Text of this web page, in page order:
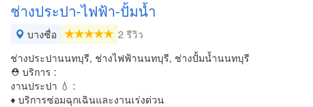
ช่างประปา-ไฟฟ้า-ปั้มน้ำ
บางซื่อ
2 รีวิว
ช่างประปานนทบุรี, ช่างไฟฟ้านนทบุรี, ช่างปั้มน้ำนนทบุรี
⛑ บริการ :
งานประปา 💧 :
♦ บริการซ่อมฉุกเฉินและงานเร่งด่วน